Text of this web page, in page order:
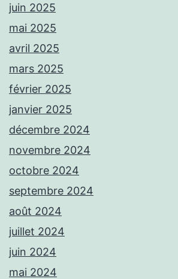
juin 2025
mai 2025
avril 2025
mars 2025
février 2025
janvier 2025
décembre 2024
novembre 2024
octobre 2024
septembre 2024
août 2024
juillet 2024
juin 2024
mai 2024